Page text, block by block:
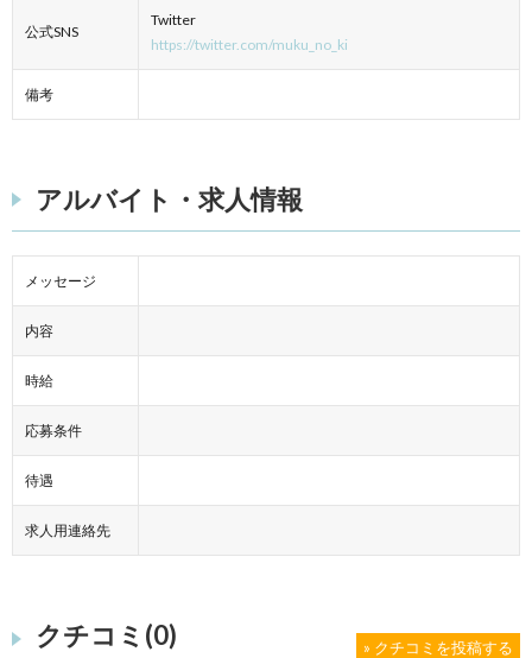
公式SNS
Twitter
https://twitter.com/muku_no_ki
備考
アルバイト・求人情報
メッセージ
内容
時給
応募条件
待遇
求人用連絡先
クチコミ(0) » クチコミを投稿する